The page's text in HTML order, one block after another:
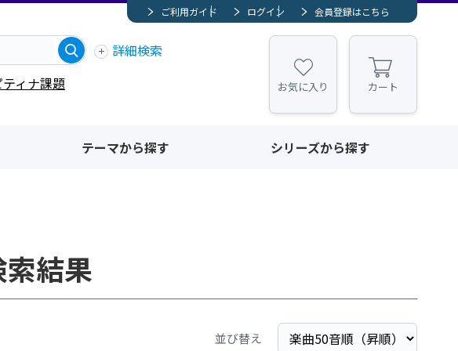
ご利用ガイド ログイン 会員登録はこちら
詳細検索
ィナ課題
お気に入り カート
テーマから探す シリーズから探す
結果
並び替え